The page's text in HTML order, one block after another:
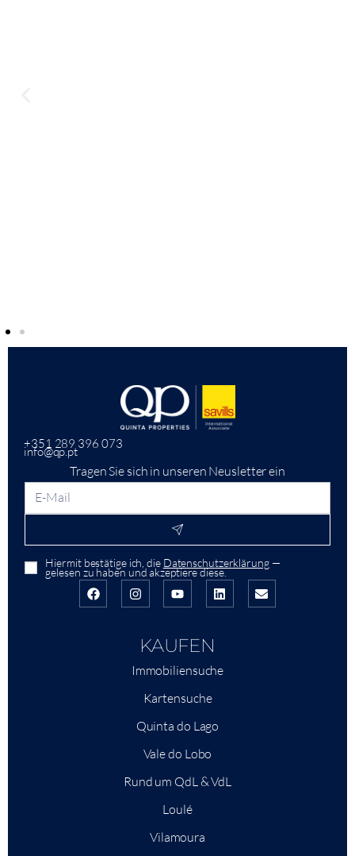
+351 289 396 073
info@qp.pt
Tragen Sie sich in unseren Neusletter ein
Hiermit bestätige ich, die Datenschutzerklärung—
gelesen zu haben und akzeptiere diese.
KAUFEN
Immobiliensuche
Kartensuche
Quinta do Lago
Vale do Lobo
Rund um QdL & VdL
Loulé
Vilamoura